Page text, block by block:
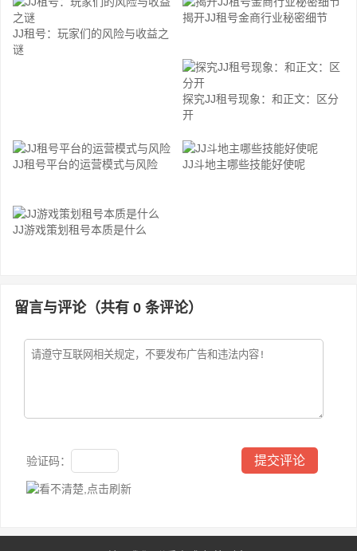
JJ租号：玩家们的风险与收益之
谜
揭开JJ租号金商行业秘密细节
探究JJ租号现象：和正文：区分
开
JJ租号平台的运营模式与风险 JJ斗地主哪些技能好使呢
JJ游戏策划租号本质是什么
留言与评论（共有 0 条评论）
验证码：